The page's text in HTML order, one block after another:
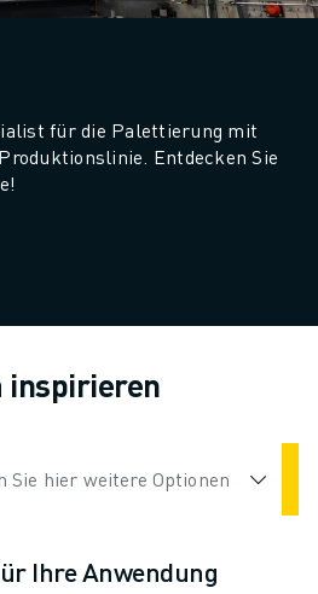
für die Palettierung mit
Entdecken Sie
inspirieren
Sie hier weitere Optionen
Ihre Anwendung